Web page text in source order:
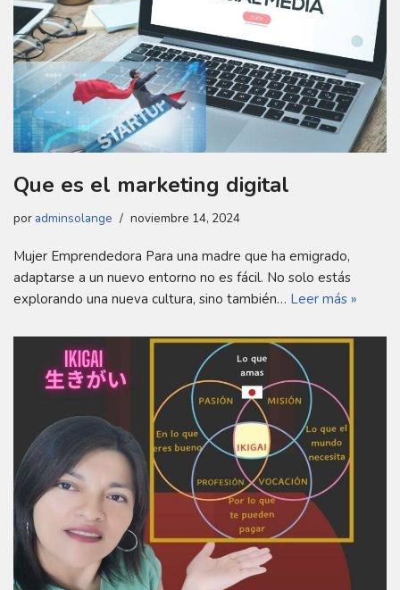
Que es el marketing digital
por adminsolange noviembre 14, 2024
Mujer Emprendedora Para una madre que ha emigrado,
adaptarse a un nuevo entorno no es fácil. No solo estás
explorando una nueva cultura, sino también… Leer más »